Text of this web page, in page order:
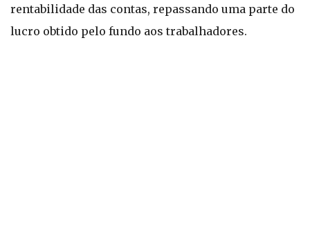
rentabilidade das contas, repassando uma parte do
lucro obtido pelo fundo aos trabalhadores.